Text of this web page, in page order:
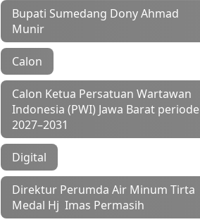
Bupati Sumedang Dony Ahmad
Munir
Calon
Calon Ketua Persatuan Wartawan
Indonesia (PWI) Jawa Barat periode
2027–2031
Digital
Direktur Perumda Air Minum Tirta
Medal Hj Imas Permasih